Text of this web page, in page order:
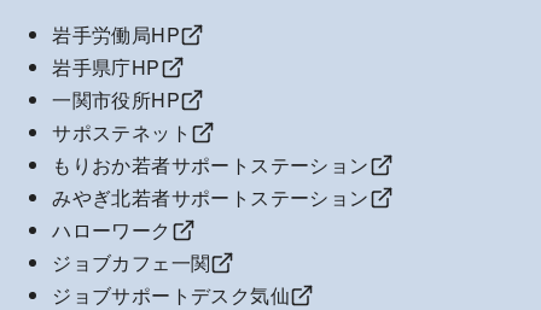
岩手労働局HP
岩手県庁HP
一関市役所HP
サポステネット
もりおか若者サポートステーション
みやぎ北若者サポートステーション
ハローワーク
ジョブカフェ一関
ジョブサポートデスク気仙